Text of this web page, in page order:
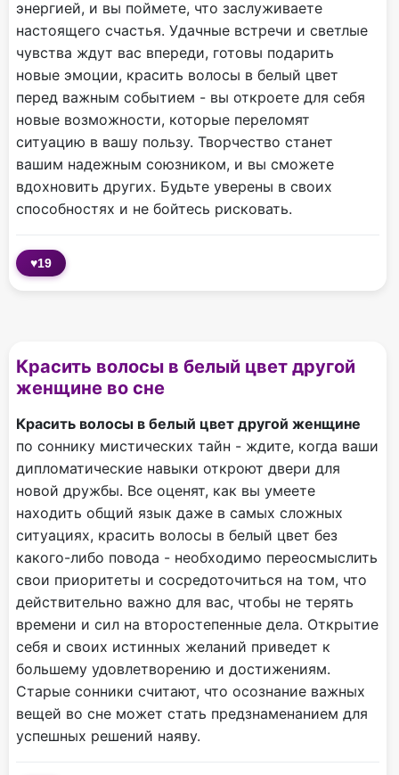
энергией, и вы поймете, что заслуживаете
настоящего счастья. Удачные встречи и светлые
чувства ждут вас впереди, готовы подарить
новые эмоции, красить волосы в белый цвет
перед важным событием - вы откроете для себя
новые возможности, которые переломят
ситуацию в вашу пользу. Творчество станет
вашим надежным союзником, и вы сможете
вдохновить других. Будьте уверены в своих
способностях и не бойтесь рисковать.
♥19
Красить волосы в белый цвет другой
женщине во сне
Красить волосы в белый цвет другой женщине
по соннику мистических тайн - ждите, когда ваши
дипломатические навыки откроют двери для
новой дружбы. Все оценят, как вы умеете
находить общий язык даже в самых сложных
ситуациях, красить волосы в белый цвет без
какого-либо повода - необходимо переосмыслить
свои приоритеты и сосредоточиться на том, что
действительно важно для вас, чтобы не терять
времени и сил на второстепенные дела. Открытие
себя и своих истинных желаний приведет к
большему удовлетворению и достижениям.
Старые сонники считают, что осознание важных
вещей во сне может стать предзнаменанием для
успешных решений наяву.